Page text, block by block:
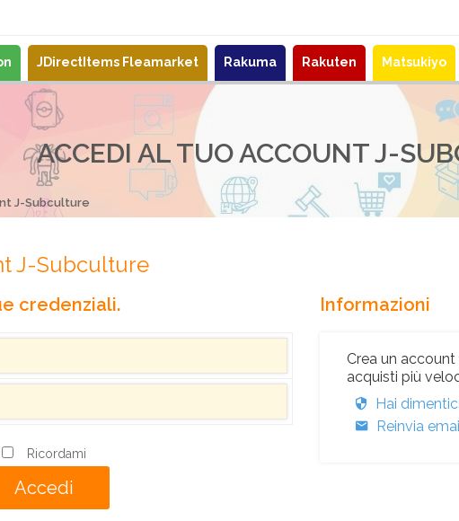
JDirectItems Fleamarket Rakuma Rakuten Matsukiyo
ACCEDI AL TUO ACCOUNT J-
J-Subculture
J-Subculture
credenziali.
Ricordami
Informazioni
Crea un
acquisti più
Hai
Reinvia